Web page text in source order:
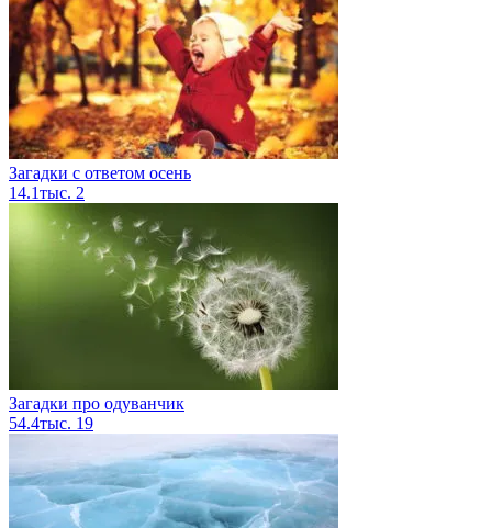
Загадки с ответом осень
14.1тыс. 2
Загадки про одуванчик
54.4тыс. 19